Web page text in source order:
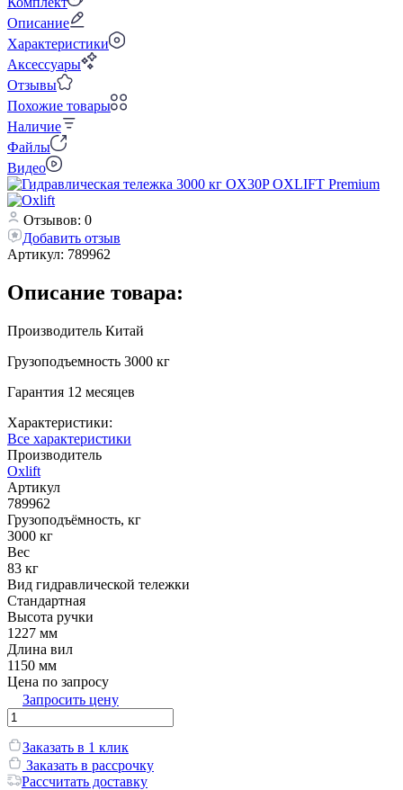
Описание
Характеристики
Аксессуары
Отзывы
Похожие товары
Наличие
Файлы
Видео
Отзывов: 0
Добавить отзыв
Артикул: 789962
Описание товара:
Производитель Китай
Грузоподъемность 3000 кг
Гарантия 12 месяцев
Характеристики:
Все характеристики
Производитель
Oxlift
Артикул
789962
Грузоподъёмность, кг
3000 кг
Вес
83 кг
Вид гидравлической тележки
Стандартная
Высота ручки
1227 мм
Длина вил
1150 мм
Цена по запросу
Запросить цену
Заказать в 1 клик
Заказать в рассрочку
Рассчитать доставку